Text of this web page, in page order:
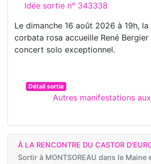
Idée sortie n° 343338
Le dimanche 16 août 2026 à 19h, la
corbata rosa accueille René
concert solo exceptionnel.
Détail sortie
Autres manifestations
À LA RENCONTRE DU CASTOR
Sortir à MONTSOREAU dans le Maine